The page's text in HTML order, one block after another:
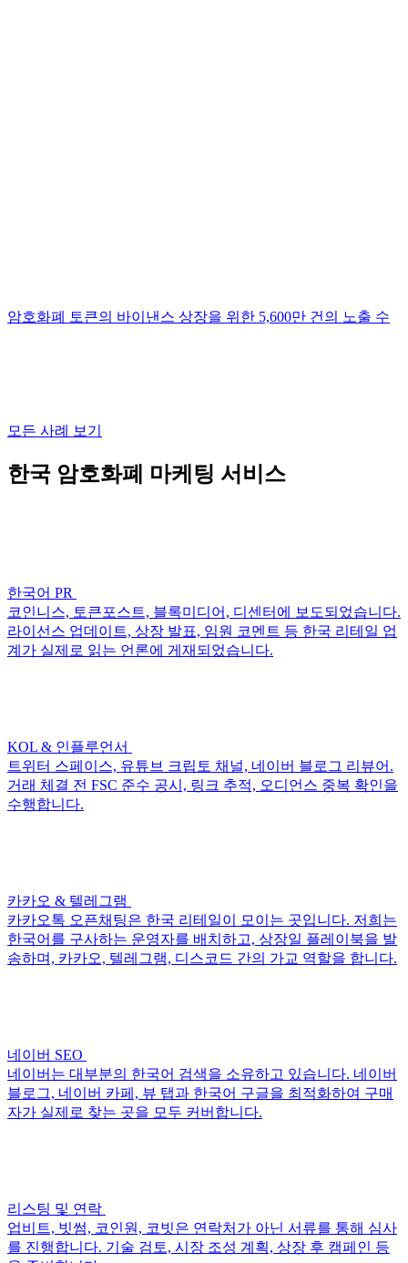
암호화폐 토큰의 바이낸스 상장을 위한 5,600만 건의 노출 수
모든 사례 보기
한국 암호화폐 마케팅 서비스
한국어 PR
코인니스, 토큰포스트, 블록미디어, 디센터에 보도되었습니다.
라이선스 업데이트, 상장 발표, 임원 코멘트 등 한국 리테일 업
계가 실제로 읽는 언론에 게재되었습니다.
KOL & 인플루언서
트위터 스페이스, 유튜브 크립토 채널, 네이버 블로그 리뷰어.
거래 체결 전 FSC 준수 공시, 링크 추적, 오디언스 중복 확인을
수행합니다.
카카오 & 텔레그램
카카오톡 오픈채팅은 한국 리테일이 모이는 곳입니다. 저희는
한국어를 구사하는 운영자를 배치하고, 상장일 플레이북을 발
송하며, 카카오, 텔레그램, 디스코드 간의 가교 역할을 합니다.
네이버 SEO
네이버는 대부분의 한국어 검색을 소유하고 있습니다. 네이버
블로그, 네이버 카페, 뷰 탭과 한국어 구글을 최적화하여 구매
자가 실제로 찾는 곳을 모두 커버합니다.
리스팅 및 연락
업비트, 빗썸, 코인원, 코빗은 연락처가 아닌 서류를 통해 심사
를 진행합니다. 기술 검토, 시장 조성 계획, 상장 후 캠페인 등